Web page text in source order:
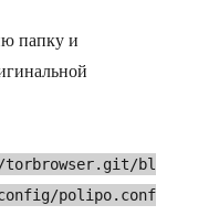
папку и
bl
polipo.conf